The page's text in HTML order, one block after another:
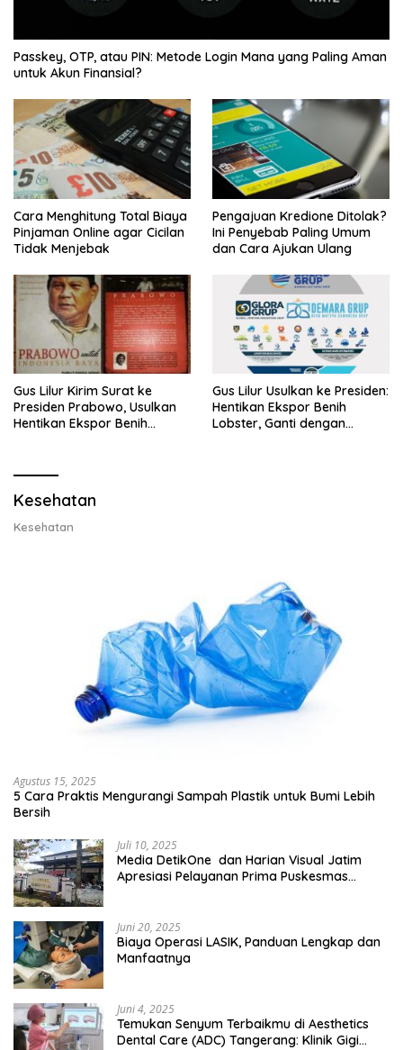
Passkey, OTP, atau PIN: Metode Login Mana yang Paling Aman
untuk Akun Finansial?
Cara Menghitung Total Biaya
Pinjaman Online agar Cicilan
Tidak Menjebak
Pengajuan Kredione Ditolak?
Ini Penyebab Paling Umum
dan Cara Ajukan Ulang
Gus Lilur Kirim Surat ke
Presiden Prabowo, Usulkan
Hentikan Ekspor Benih
Gus Lilur Usulkan ke Presiden:
Hentikan Ekspor Benih
Lobster, Ganti dengan
Kesehatan
Kesehatan
Agustus 15, 2025
5 Cara Praktis Mengurangi Sampah Plastik untuk Bumi Lebih
Bersih
Juli 10, 2025
Media DetikOne dan Harian Visual Jatim
Apresiasi Pelayanan Prima Puskesmas
Juni 20, 2025
Biaya Operasi LASIK, Panduan Lengkap dan
Manfaatnya
Juni 4, 2025
Temukan Senyum Terbaikmu di Aesthetics
Dental Care (ADC) Tangerang: Klinik Gigi